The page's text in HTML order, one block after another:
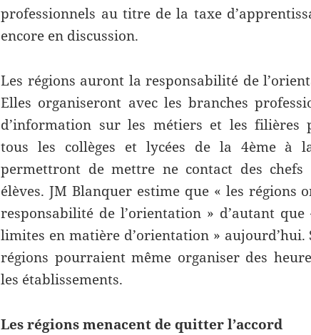
professionnels au titre de la taxe
encore en discussion.
Les régions auront la responsabilité de
Elles organiseront avec les branches
d’information sur les métiers et les filières
tous les collèges et lycées de la 4ème à
permettront de mettre ne contact des chefs
élèves. JM Blanquer estime que « les régions
responsabilité de l’orientation » d’autant que
limites en matière d’orientation » aujourd’hui.
régions pourraient même organiser des
les établissements.
Les régions menacent de quitter l’accord